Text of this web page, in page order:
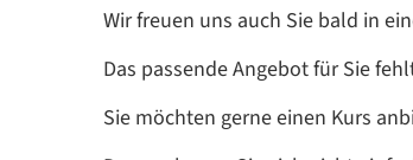
Wir freuen uns auch Sie bald in
Das passende Angebot für Sie
Sie möchten gerne einen Kurs